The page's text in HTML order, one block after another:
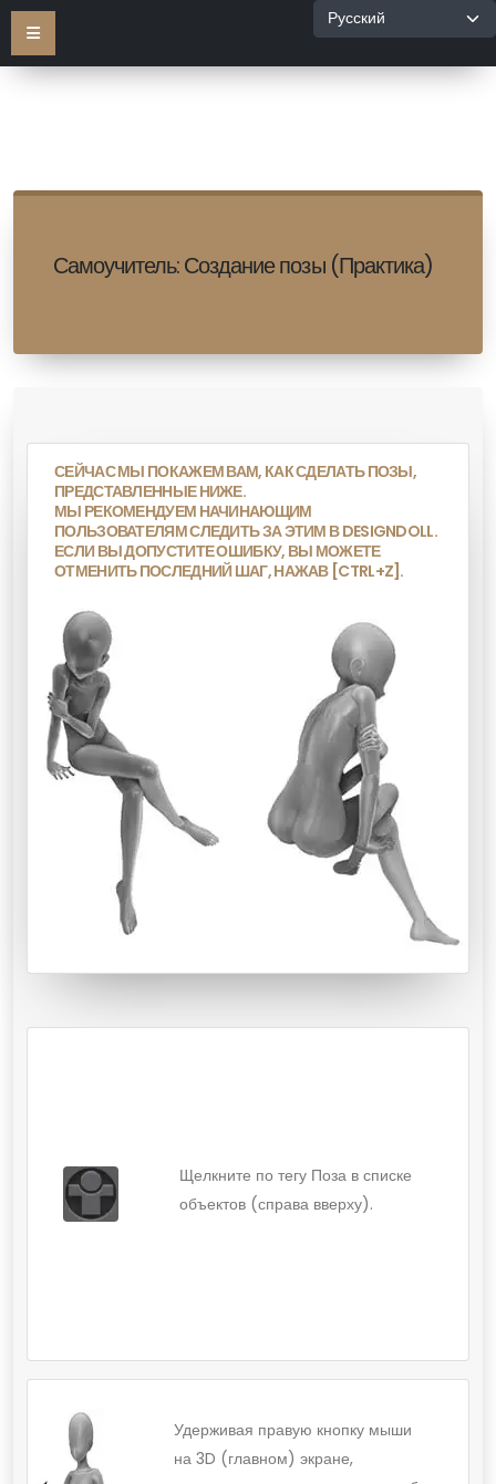
ключ.
Самоучитель: Создание позы (Практика)
СЕЙЧАС МЫ ПОКАЖЕМ ВАМ, КАК СДЕЛАТЬ ПОЗЫ,
ПРЕДСТАВЛЕННЫЕ НИЖЕ.
МЫ РЕКОМЕНДУЕМ НАЧИНАЮЩИМ
ПОЛЬЗОВАТЕЛЯМ СЛЕДИТЬ ЗА ЭТИМ В DESIGNDOLL.
ЕСЛИ ВЫ ДОПУСТИТЕ ОШИБКУ, ВЫ МОЖЕТЕ
ОТМЕНИТЬ ПОСЛЕДНИЙ ШАГ, НАЖАВ [CTRL+Z].
Щелкните по тегу Поза в списке
объектов (справа вверху).
Удерживая правую кнопку мыши
на 3D (главном) экране,